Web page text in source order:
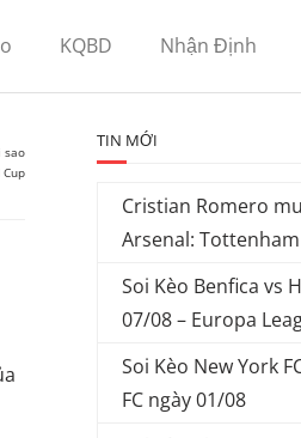
KQBD Nhận Định
sao
TIN MỚI
Cristian Romero
Arsenal:
Soi Kèo Benfica vs
07/08 – Europa
Soi Kèo New York
FC ngày 01/08